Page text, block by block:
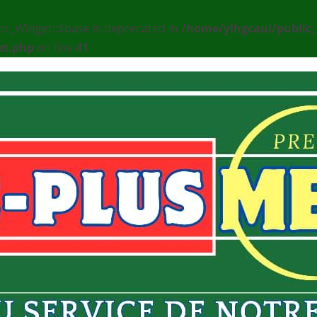
is deprecated in /home/ylhgcaui/
on line 41